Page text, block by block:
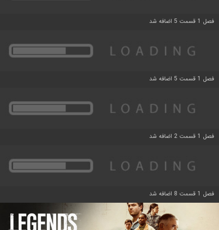
فصل 1 قسمت 5 اضافه شد
فصل 1 قسمت 5 اضافه شد
فصل 1 قسمت 2 اضافه شد
فصل 1 قسمت 8 اضافه شد